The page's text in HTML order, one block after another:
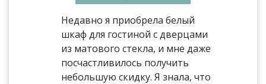
Недавно я приобрела белый
шкаф для гостиной с дверцами
из матового стекла, и мне даже
посчастливилось получить
небольшую скидку. Я знала, что